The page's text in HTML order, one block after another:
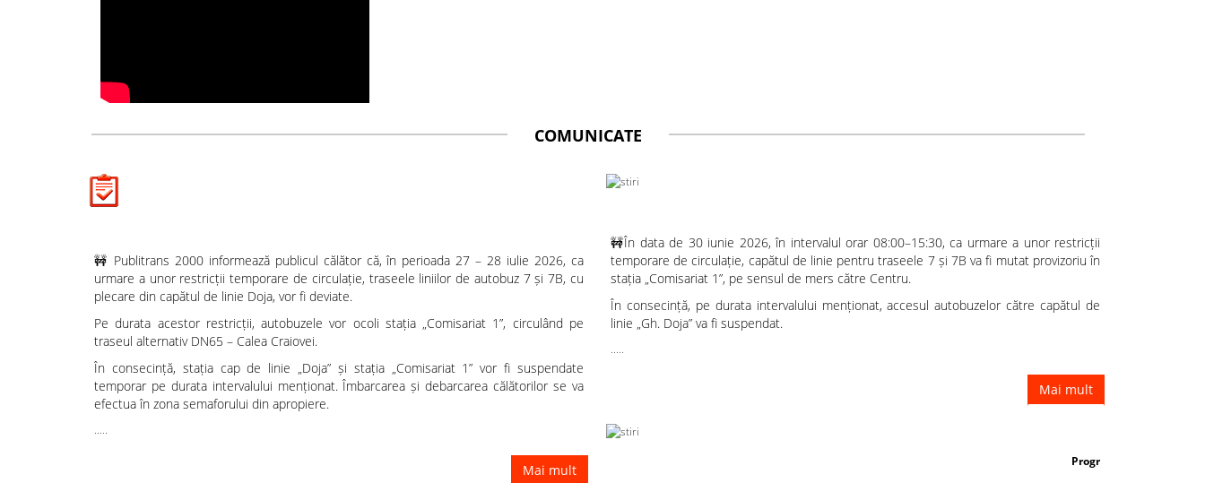
COMUNICATE
🚧 Publitrans 2000 informează publicul călător că, în perioada 27 – 28 iulie 2026, ca
urmare a unor restricții temporare de circulație, traseele liniilor de autobuz 7 și 7B, cu
plecare din capătul de linie Doja, vor fi deviate.
Pe durata acestor restricții, autobuzele vor ocoli stația „Comisariat 1”, circulând pe
traseul alternativ DN65 – Calea Craiovei.
În consecință, stația cap de linie „Doja” și stația „Comisariat 1” vor fi suspendate
temporar pe durata intervalului menționat. Îmbarcarea și debarcarea călătorilor se va
efectua în zona semaforului din apropiere.
.....
Mai mult
🚧În data de 30 iunie 2026, în intervalul orar 08:00–15:30, ca urmare a unor restricții
temporare de circulație, capătul de linie pentru traseele 7 și 7B va fi mutat provizoriu în
stația „Comisariat 1”, pe sensul de mers către Centru.
În consecință, pe durata intervalului menționat, accesul autobuzelor către capătul de
linie „Gh. Doja” va fi suspendat.
.....
Mai mult
Programul mijloacelor de transport în